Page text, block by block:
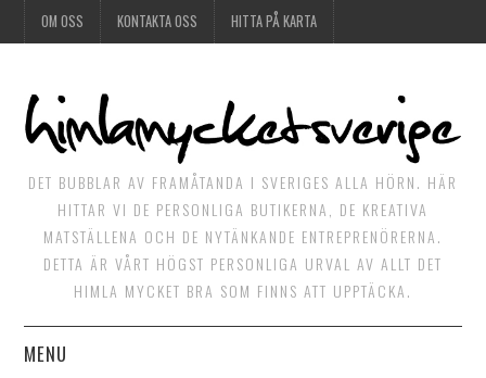
OM OSS KONTAKTA OSS HITTA PÅ KARTA
DET BUBBLAR AV FRAMÅTANDA I SVERIGES ALLA HÖRN. HÄR
HITTAR VI DE PERSONLIGA BUTIKERNA, DE KREATIVA
MATSTÄLLENA OCH DE NYTÄNKANDE ENTREPRENÖRERNA.
DETTA ÄR VÅRT HÖGST PERSONLIGA URVAL AV ALLT DET
HIMLA MYCKET BRA SOM FINNS ATT UPPTÄCKA.
MENU